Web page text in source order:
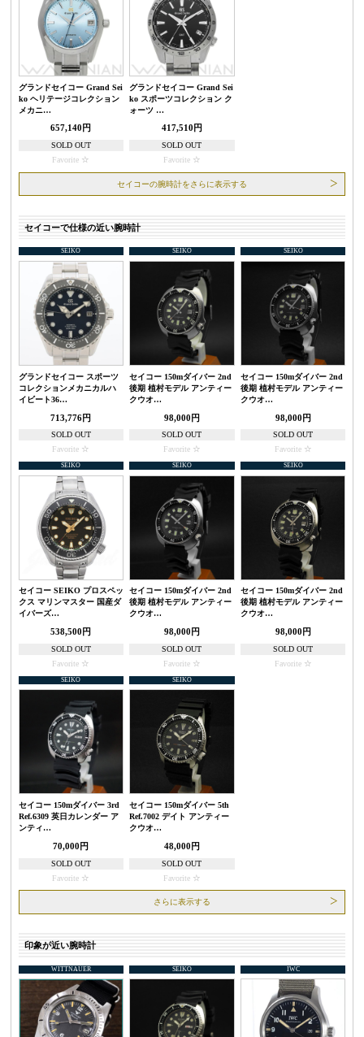
グランドセイコー Grand Sei
ko ヘリテージコレクション
メカニ…
657,140円
SOLD OUT
Favorite
グランドセイコー Grand Sei
ko スポーツコレクション ク
ォーツ …
417,510円
SOLD OUT
Favorite
セイコーの腕時計をさらに表示する
セイコーで仕様の近い腕時計
SEIKO
グランドセイコー スポーツ
コレクションメカニカルハ
イビート36…
713,776円
SOLD OUT
Favorite
SEIKO
セイコー 150mダイバー 2nd
後期 植村モデル アンティー
クウオ…
98,000円
SOLD OUT
Favorite
SEIKO
セイコー 150mダイバー 2nd
後期 植村モデル アンティー
クウオ…
98,000円
SOLD OUT
Favorite
SEIKO
セイコー SEIKO プロスペッ
クス マリンマスター 国産ダ
イバーズ…
538,500円
SOLD OUT
Favorite
SEIKO
セイコー 150mダイバー 2nd
後期 植村モデル アンティー
クウオ…
98,000円
SOLD OUT
Favorite
SEIKO
セイコー 150mダイバー 2nd
後期 植村モデル アンティー
クウオ…
98,000円
SOLD OUT
Favorite
SEIKO
セイコー 150mダイバー 3rd
Ref.6309 英日カレンダー ア
ンティ…
70,000円
SOLD OUT
Favorite
SEIKO
セイコー 150mダイバー 5th
Ref.7002 デイト アンティー
クウオ…
48,000円
SOLD OUT
Favorite
さらに表示する
印象が近い腕時計
WITTNAUER SEIKO IWC